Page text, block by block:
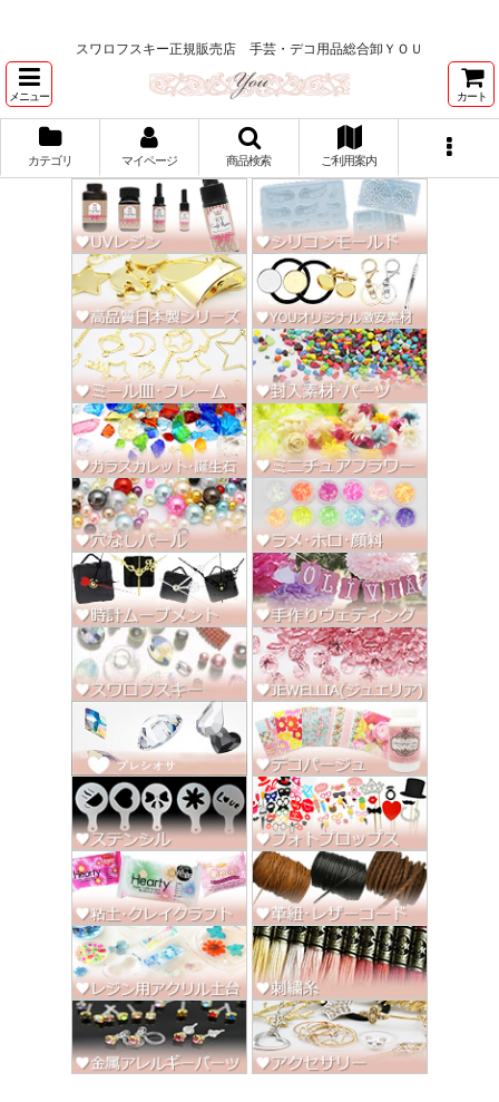
スワロフスキー正規販売店 手芸・デコ用品総合卸ＹＯＵ
メニュー カート
カテゴリ マイページ 商品検索 ご利用案内